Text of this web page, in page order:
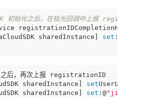
初始化之后，在极光回调中上报
sharedInstance]
set :@
后，再次上报 registrationID
sharedInstance]
setUserUId:<
sharedInstance]
set :@